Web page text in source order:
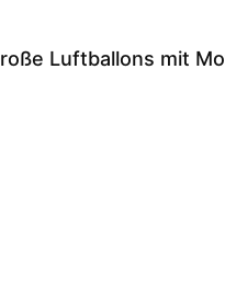
Luftballons mit